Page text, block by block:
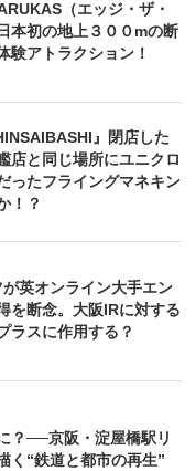
（エッジ・ザ・
本初の地上３００mの断
験アトラクション！
』閉店した
店と同じ場所にユニクロ
ったフライングマネキン
！？
英オンライン大手エン
を断念。大阪IRに対する
ラスに作用する？
？──京阪・淀屋橋駅リ
く“鉄道と都市の再生”